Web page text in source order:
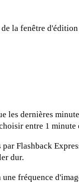
la fenêtre
les dernières
entre 1
Flashback
dur.
fréquence